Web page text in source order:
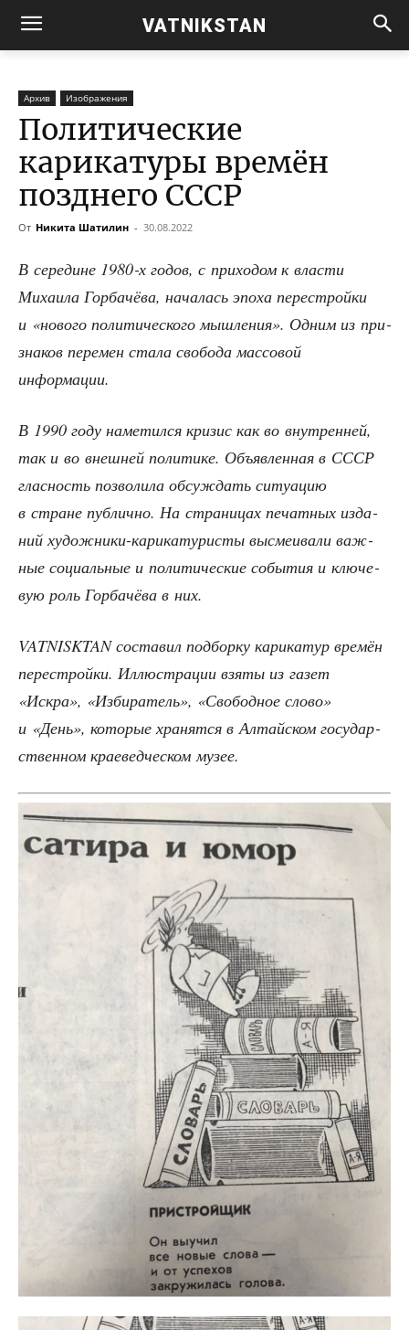
VATNIKSTAN
Архив Изображения
Политические
карикатуры времён
позднего СССР
От Никита Шатилин - 30.08.2022
В сере­дине 1980‑х годов, с при­хо­дом к вла­сти
Миха­и­ла Гор­ба­чё­ва, нача­лась эпо­ха пере­строй­ки
и «ново­го поли­ти­че­ско­го мыш­ле­ния». Одним из при­
зна­ков пере­мен ста­ла сво­бо­да мас­со­вой
информации.
В 1990 году наме­тил­ся кри­зис как во внут­рен­ней,
так и во внеш­ней поли­ти­ке. Объ­яв­лен­ная в СССР
глас­ность поз­во­ли­ла обсуж­дать ситу­а­цию
в стране пуб­лич­но. На стра­ни­цах печат­ных изда­
ний худож­ни­ки-кари­ка­ту­ри­сты высме­и­ва­ли важ­
ные соци­аль­ные и поли­ти­че­ские собы­тия и клю­че­
вую роль Гор­ба­чё­ва в них.
VATNISKTAN соста­вил под­бор­ку кари­ка­тур вре­мён
пере­строй­ки. Иллю­стра­ции взя­ты из газет
«Искра», «Изби­ра­тель», «Сво­бод­ное сло­во»
и «День», кото­рые хра­нят­ся в Алтай­ском госу­дар­
ствен­ном кра­е­вед­че­ском музее.